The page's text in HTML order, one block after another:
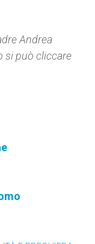
Andrea
si può cliccare